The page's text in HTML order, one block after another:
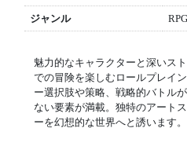
ジャンル RPG
魅力的なキャラクターと深いス
での冒険を楽しむロールプレイ
ー選択肢や策略、戦略的バトル
ない要素が満載。独特のアート
ーを幻想的な世界へと誘います。